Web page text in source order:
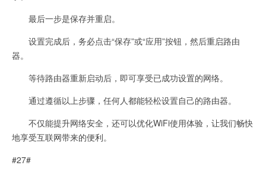
最后一步是保存并重启。
设置完成后，务必点击“保存”或“应用”按钮，然后重启路由
器。
等待路由器重新启动后，即可享受已成功设置的网络。
通过遵循以上步骤，任何人都能轻松设置自己的路由器。
不仅能提升网络安全，还可以优化WiFi使用体验，让我们畅快
地享受互联网带来的便利。
#27#